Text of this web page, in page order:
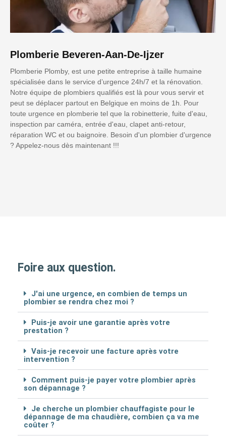
Plomberie Beveren-Aan-De-Ijzer
Plomberie Plomby, est une petite entreprise à taille humaine
spécialisée dans le service d’urgence 24h/7 et la rénovation.
Notre équipe de plombiers qualifiés est là pour vous servir et
peut se déplacer partout en Belgique en moins de 1h. Pour
toute urgence en plomberie tel que la robinetterie, fuite d'eau,
inspection par caméra, entrée d'eau, clapet anti-retour,
réparation WC et ou baignoire. Besoin d'un plombier d'urgence
? Appelez-nous dès maintenant !!!
Foire aux question.
J'ai une urgence, en combien de temps un
plombier se rendra chez moi ?
Puis-je avoir une garantie après votre
prestation ?
Vais-je recevoir une facture après votre
intervention ?
Comment puis-je payer votre plombier après
son dépannage ?
Je cherche un plombier chauffagiste pour le
dépannage de ma chaudière, combien ça va me
coûter ?